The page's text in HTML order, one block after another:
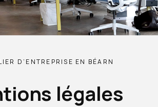
D’ENTREPRISE EN BÉARN
légales